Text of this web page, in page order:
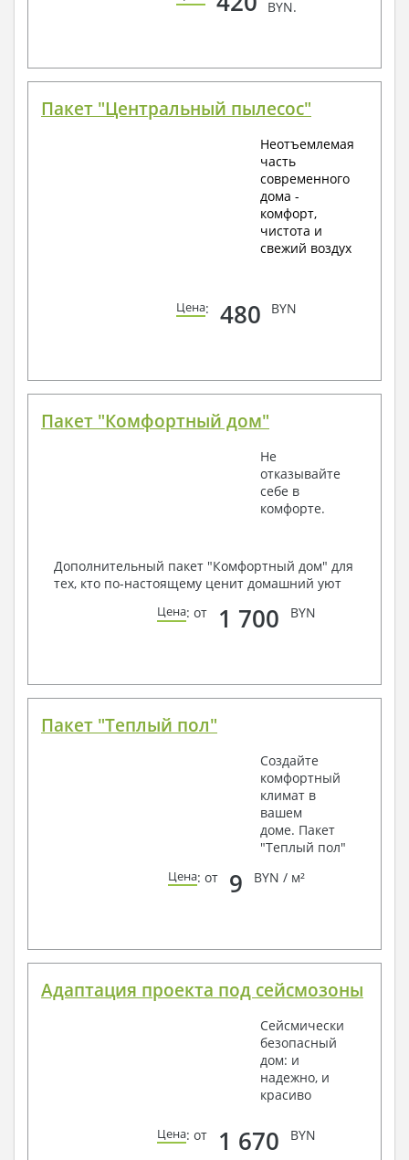
BYN.
Пакет "Центральный пылесос"
Неотъемлемая
часть
современного
дома -
комфорт,
чистота и
свежий воздух
Цена: 480 BYN
Пакет "Комфортный дом"
Не
отказывайте
себе в
комфорте.
Дополнительный пакет "Комфортный дом" для
тех, кто по-настоящему ценит домашний уют
Цена: от 1 700 BYN
Пакет "Теплый пол"
Создайте
комфортный
климат в
вашем
доме. Пакет
"Теплый пол"
Цена: от 9 BYN / м²
Адаптация проекта под сейсмозоны
Сейсмически
безопасный
дом: и
надежно, и
красиво
Цена: от 1 670 BYN